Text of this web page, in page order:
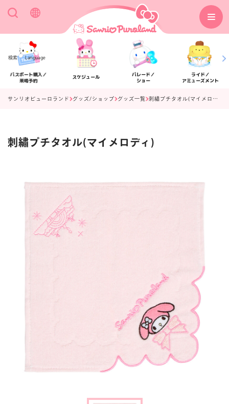
検索 Language
パスポート購入／
来場予約
スケジュール
パレード／
ショー
ライド／
アミューズメント
アクセス フロアマップ
楽しみ方
ニュース
サンリオピューロランド グッズ/ショップ グッズ一覧 刺繡プチタオル(マイメロディ)
刺繡プチタオル(マイメロディ)